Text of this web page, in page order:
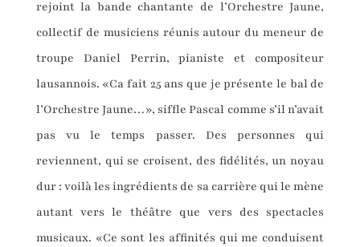
rejoint la bande chantante de l’Orchestre Jaune,
collectif de musiciens réunis autour du meneur de
troupe Daniel Perrin, pianiste et compositeur
lausannois. «Ca fait 25 ans que je présente le bal de
l’Orchestre Jaune…», siffle Pascal comme s’il n’avait
pas vu le temps passer. Des personnes qui
reviennent, qui se croisent, des fidélités, un noyau
dur : voilà les ingrédients de sa carrière qui le mène
autant vers le théâtre que vers des spectacles
musicaux. «Ce sont les affinités qui me conduisent